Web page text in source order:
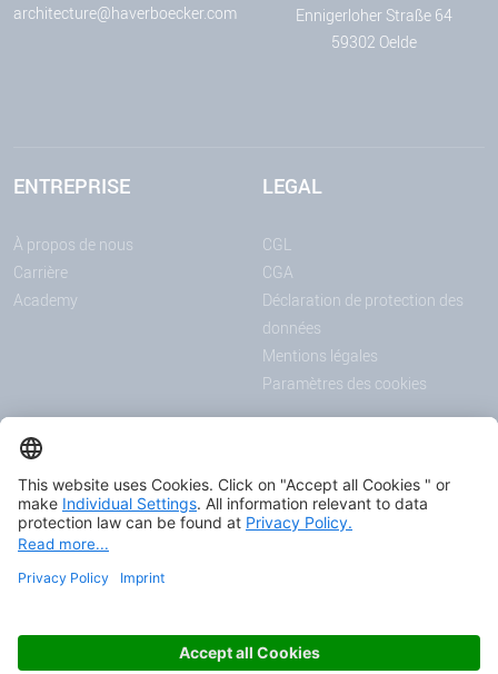
architecture@haverboecker.com
Ennigerloher Straße 64
59302 Oelde
ENTREPRISE
À propos de nous
Carrière
Academy
LEGAL
CGL
CGA
Déclaration de protection des
données
Mentions légales
Paramètres des cookies
ANNONCES
Actualités
Salons et événements
Downloadcenter
© 2026 HAVER & BOECKER OHG